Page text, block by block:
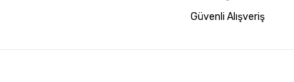
Güvenli Alışveriş